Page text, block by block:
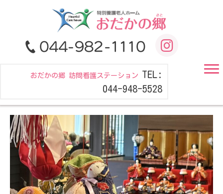
おだかの郷 訪問看護ステーション TEL:
044-948-5528